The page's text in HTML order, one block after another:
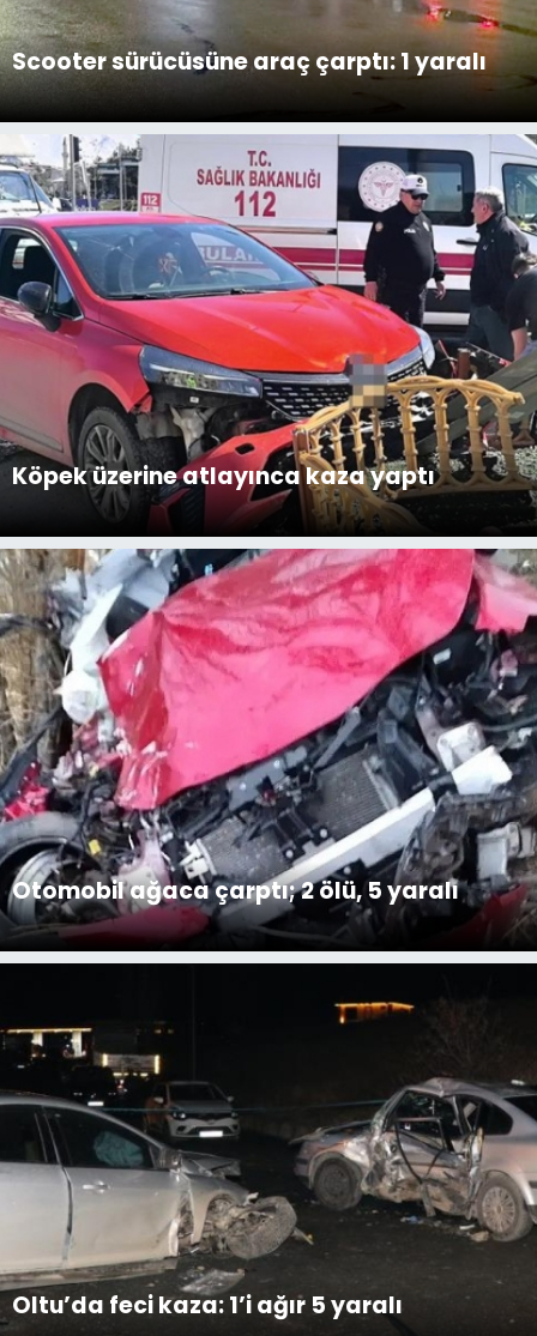
Scooter sürücüsüne araç çarptı: 1 yaralı
Köpek üzerine atlayınca kaza yaptı
Otomobil ağaca çarptı; 2 ölü, 5 yaralı
Oltu’da feci kaza: 1’i ağır 5 yaralı